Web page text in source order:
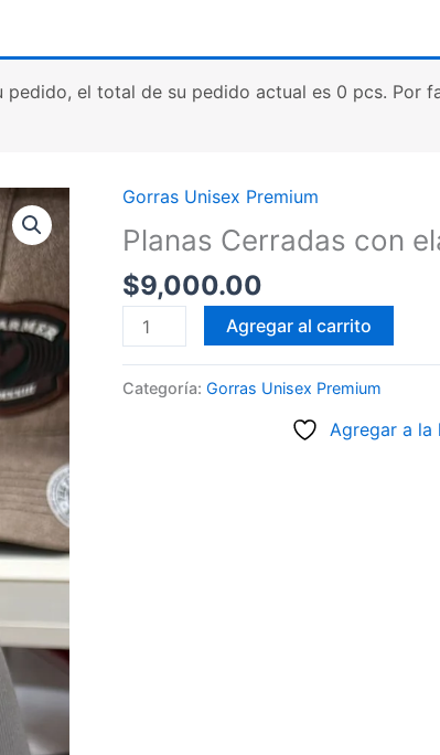
el total de su pedido actual es 0 pcs. Por
Gorras Unisex Premium
Planas Cerradas con
$9,000.00
Planas
Cerradas
elástico
Agregar al carrito
Categoría: Gorras Unisex Premium
Agregar a la